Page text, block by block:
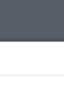
na oko. Jest